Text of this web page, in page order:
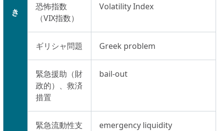
き
恐怖指数
（VIX指数）
Volatility Index
ギリシャ問題 Greek problem
緊急援助（財
政的）、救済
措置
bail-out
緊急流動性支
emergency liquidity